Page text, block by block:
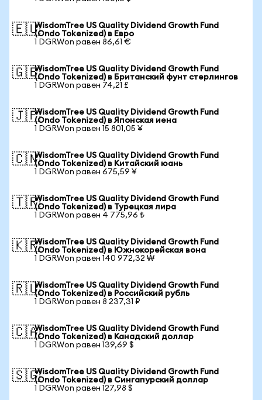
🇪🇺WisdomTree US Quality Dividend Growth Fund
(Ondo Tokenized) в Евро
1 DGRWon равен 86,61 €
🇬🇧WisdomTree US Quality Dividend Growth Fund
(Ondo Tokenized) в Британский фунт стерлингов
1 DGRWon равен 74,21 £
🇯🇵WisdomTree US Quality Dividend Growth Fund
(Ondo Tokenized) в Японская иена
1 DGRWon равен 15 801,05 ¥
🇨🇳WisdomTree US Quality Dividend Growth Fund
(Ondo Tokenized) в Китайский юань
1 DGRWon равен 675,59 ¥
🇹🇷WisdomTree US Quality Dividend Growth Fund
(Ondo Tokenized) в Турецкая лира
1 DGRWon равен 4 775,96 ₺
🇰🇷WisdomTree US Quality Dividend Growth Fund
(Ondo Tokenized) в Южнокорейская вона
1 DGRWon равен 140 972,32 ₩
🇷🇺WisdomTree US Quality Dividend Growth Fund
(Ondo Tokenized) в Российский рубль
1 DGRWon равен 8 237,31 ₽
🇨🇦WisdomTree US Quality Dividend Growth Fund
(Ondo Tokenized) в Канадский доллар
1 DGRWon равен 139,69 $
🇸🇬WisdomTree US Quality Dividend Growth Fund
(Ondo Tokenized) в Сингапурский доллар
1 DGRWon равен 127,98 $